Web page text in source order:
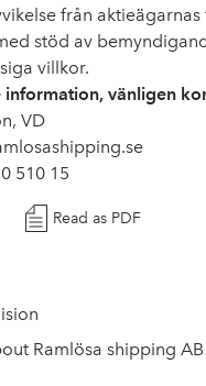
från
stöd av
villkor.
information, vänligen
VD
510 15
Read as PDF
Ramlösa shipping